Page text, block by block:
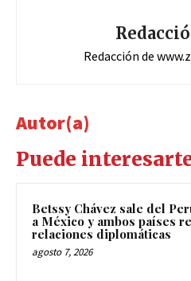
Redacción de
Autor(a)
Puede
Betssy Chávez sale del
a México y ambos países
relaciones diplomáticas
agosto 7, 2026